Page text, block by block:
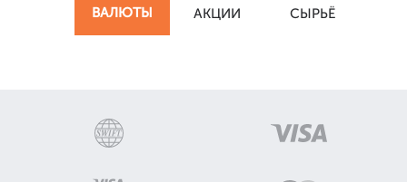
ВАЛЮТЫ АКЦИИ СЫРЬЁ